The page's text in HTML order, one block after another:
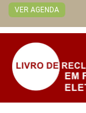
VER AGENDA